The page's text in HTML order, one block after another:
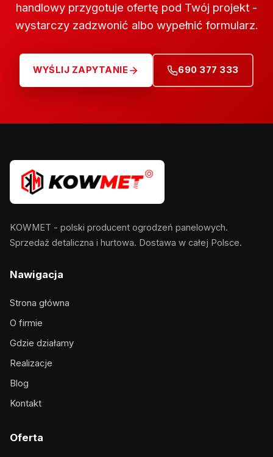
handlowy przygotuje ofertę pod Twój projekt -
wystarczy zadzwonić albo wypełnić formularz.
WYŚLIJ ZAPYTANIE 690 377 333
KOWMET - polski producent ogrodzeń panelowych.
Sprzedaż detaliczna i hurtowa. Dostawa w całej Polsce.
Nawigacja
Strona główna
O firmie
Gdzie działamy
Realizacje
Blog
Kontakt
Oferta